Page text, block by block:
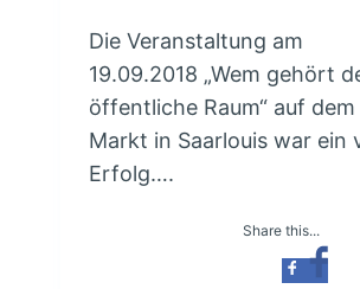
Die Veranstaltung am
19.09.2018 „Wem gehört
öffentliche Raum“ auf dem
Markt in Saarlouis war ein
Erfolg….
Share this...